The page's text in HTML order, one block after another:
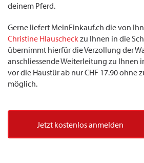
deinem Pferd.
Gerne liefert MeinEinkauf.ch die von
Christine Hlauscheck zu Ihnen in die
übernimmt hierfür die Verzollung der
anschliessende Weiterleitung zu Ihnen
vor die Haustür ab nur CHF 17.90 ohne
möglich.
Jetzt kostenlos anmelden